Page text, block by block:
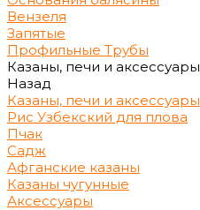
Вензеля
Запятые
Профильные Трубы
Казаны, печи и аксессуары
Назад
Казаны, печи и аксессуары
Рис Узбекский для плова
Пчак
Садж
Афганские казаны
Казаны чугунные
Аксессуары